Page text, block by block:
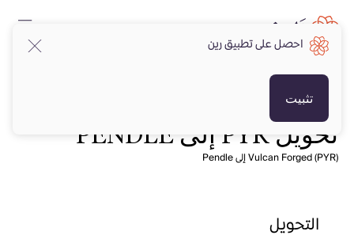
تحويل PYR إلى PENDLE
Vulcan Forged (PYR) إلى Pendle
التحويل
احصل على تطبيق رين
تثبيت